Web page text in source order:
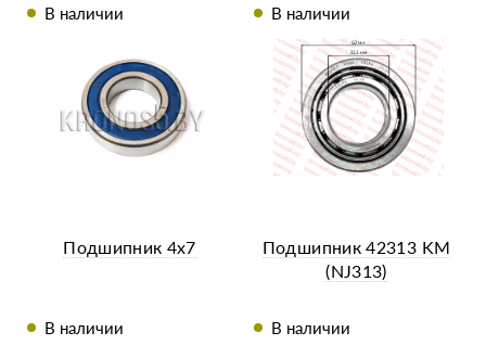
В наличии В наличии
Подшипник 4x7
В наличии
Подшипник 42313 KM
(NJ313)
В наличии